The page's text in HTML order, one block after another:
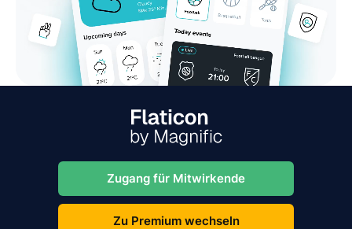
Zugang für Mitwirkende
Zu Premium wechseln